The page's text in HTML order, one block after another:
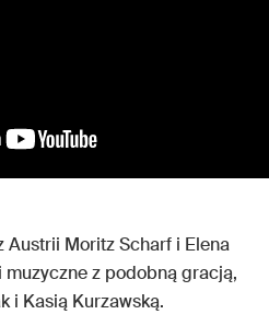
Austrii Moritz Scharf i Elena
muzyczne z podobną gracją,
i Kasią Kurzawską.